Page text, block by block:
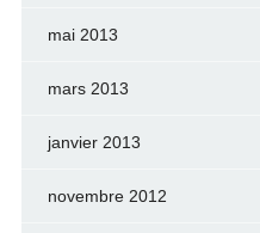
mai 2013
mars 2013
janvier 2013
novembre 2012